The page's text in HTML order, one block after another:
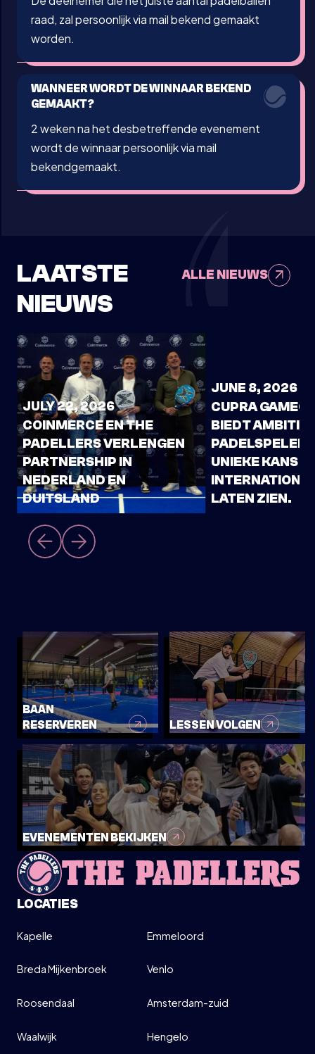
raad, zal persoonlijk via mail bekend gemaakt
worden.
WANNEER WORDT DE WINNAAR BEKEND
GEMAAKT?
2 weken na het desbetreffende evenement
wordt de winnaar persoonlijk via mail
bekendgemaakt.
LAATSTE
NIEUWS
ALLE NIEUWS
JULY 22, 2026
COINMERCE EN THE
PADELLERS VERLENGEN
PARTNERSHIP IN
NEDERLAND EN
DUITSLAND
JUNE 8, 2026
CUPRA
BIEDT
UNIEKE KANS
LATEN ZIEN.
BAAN
RESERVEREN
LESSEN VOLGEN
EVENEMENTEN BEKIJKEN
LOCATIES
Kapelle Emmeloord
Breda Mijkenbroek Venlo
Roosendaal Amsterdam-zuid
Waalwijk Hengelo